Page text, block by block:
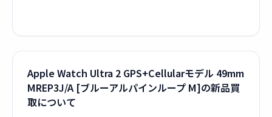
Apple Watch Ultra 2 GPS+Cellularモデル 49mm
MREP3J/A [ブルーアルパインループ M]の新品買
取について